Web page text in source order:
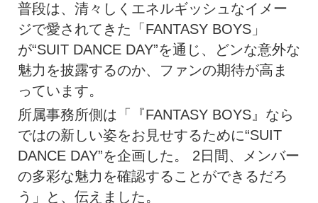
普段は、清々しくエネルギッシュなイメー
ジで愛されてきた「FANTASY BOYS」
が“SUIT DANCE DAY”を通じ、どンな意外な
魅力を披露するのか、ファンの期待が高ま
っています。
所属事務所側は「『FANTASY BOYS』なら
ではの新しい姿をお見せするために“SUIT
DANCE DAY”を企画した。 2日間、メンバー
の多彩な魅力を確認することができるだろ
う」と、伝えました。